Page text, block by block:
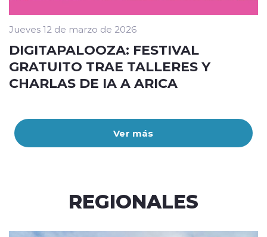
Ver más
Jueves 12 de marzo de 2026
DIGITAPALOOZA: FESTIVAL
GRATUITO TRAE TALLERES Y
CHARLAS DE IA A ARICA
REGIONALES